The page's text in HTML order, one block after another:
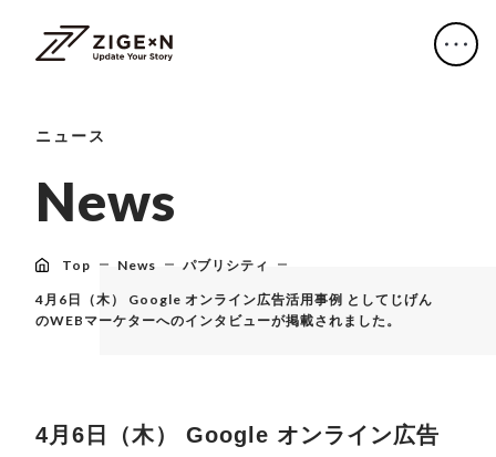
ニュース
News
Top News パブリシティ
4月6日（木） Google オンライン広告活用事例 としてじげん
のWEBマーケターへのインタビューが掲載されました。
4月6日（木） Google オンライン広告